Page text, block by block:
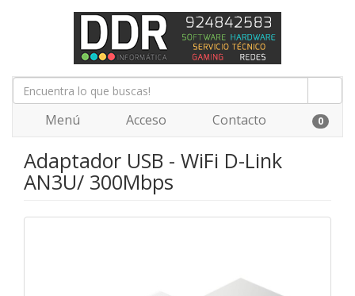
Menú Acceso Contacto 0
Adaptador USB - WiFi D-Link
AN3U/ 300Mbps